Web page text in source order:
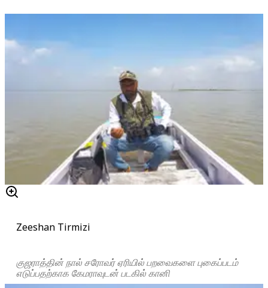
Zeeshan Tirmizi
குஜராத்தின் நால் சரோவர் ஏரியில் பறவைகளை புகைப்படம்
எடுப்பதற்காக கேமராவுடன் படகில் கானி